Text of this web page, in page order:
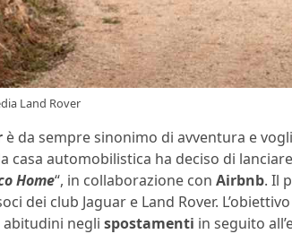
Land Rover
è da sempre sinonimo di avventura e
casa automobilistica ha deciso di
Home“, in collaborazione con Airbnb. Il
dei club Jaguar e Land Rover.
abitudini negli spostamenti in seguito